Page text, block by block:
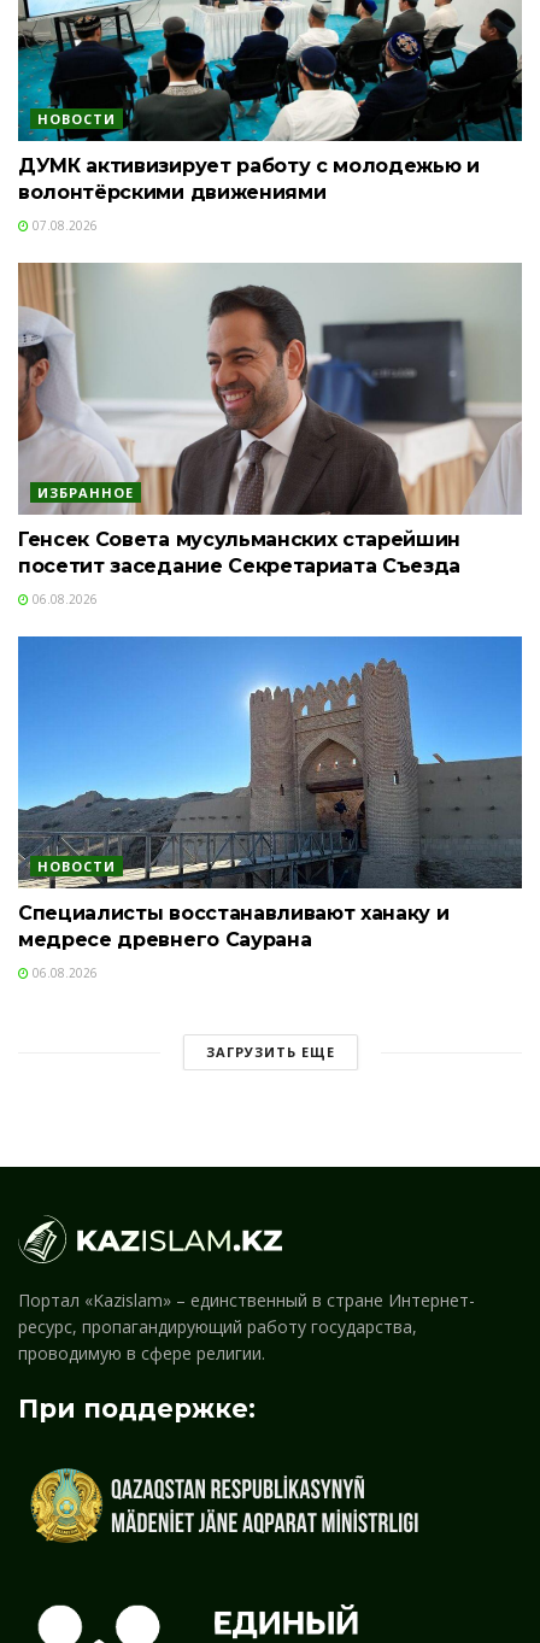
НОВОСТИ
ДУМК активизирует работу с молодежью и
волонтёрскими движениями
07.08.2026
ИЗБРАННОЕ
Генсек Совета мусульманских старейшин
посетит заседание Секретариата Съезда
06.08.2026
НОВОСТИ
Специалисты восстанавливают ханаку и
медресе древнего Саурана
06.08.2026
ЗАГРУЗИТЬ ЕЩЕ
Портал «Kazislam» – единственный в стране Интернет-
ресурс, пропагандирующий работу государства,
проводимую в сфере религии.
При поддержке: